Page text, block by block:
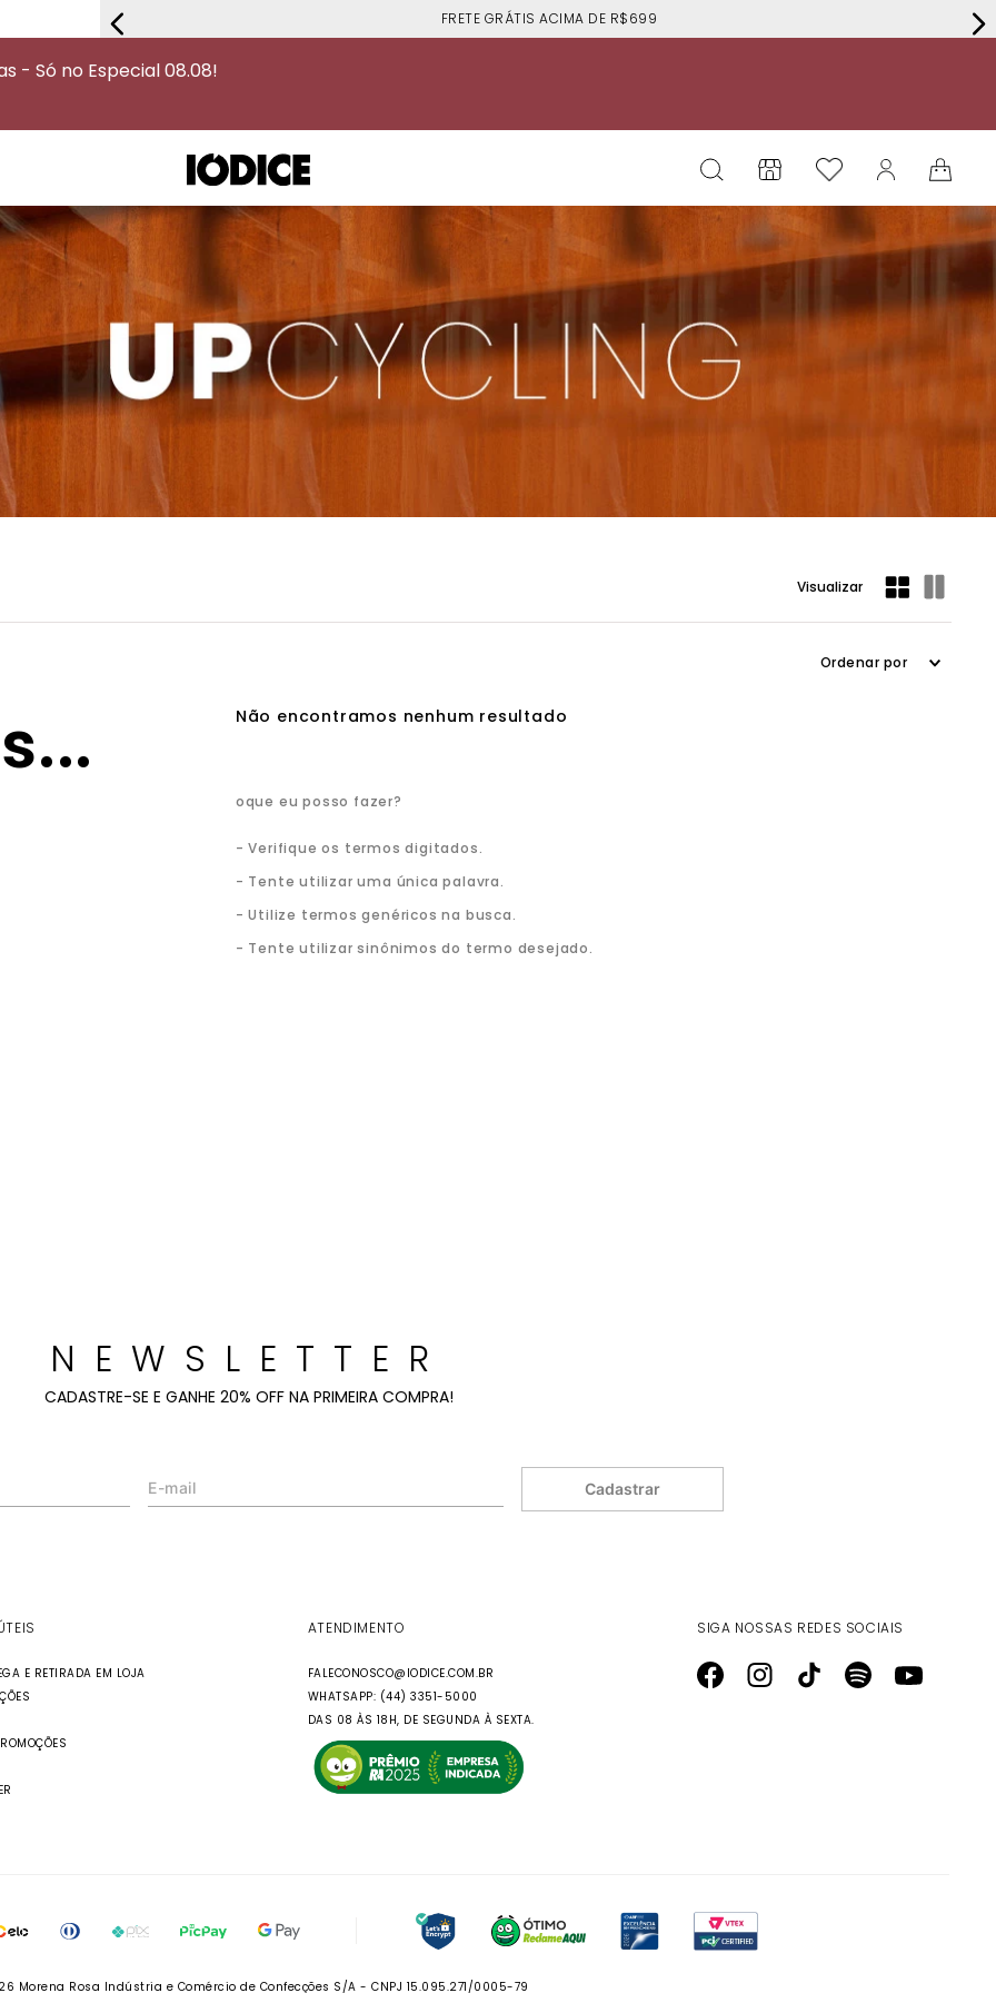
FRETE GRÁTIS ACIMA DE R$699
- Só no Especial 08.08!
Verifique os termos digitados.
Tente utilizar uma única palavra.
Utilize termos genéricos na busca.
Tente utilizar sinônimos do termo desejado.
NEWSLETTER
CADASTRE-SE E GANHE 20% OFF NA PRIMEIRA COMPRA!
Cadastrar
E RETIRADA EM LOJA
ATENDIMENTO
FALECONOSCO@IODICE.COM.BR
WHATSAPP: (44) 3351-5000
DAS 08 ÀS 18H, DE SEGUNDA À SEXTA.
SIGA NOSSAS REDES SOCIAIS
Morena Rosa Indústria e Comércio de Confecções S/A - CNPJ 15.095.271/0005-79